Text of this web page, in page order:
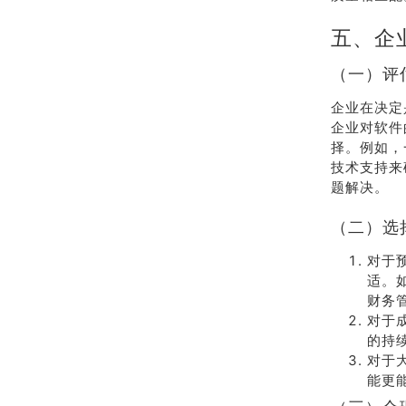
五、企
（一）
企业在决
企业对软
择。例如
技术支持
题解决。
（二）
对于
适。
财务
对于
的持
对于
能更